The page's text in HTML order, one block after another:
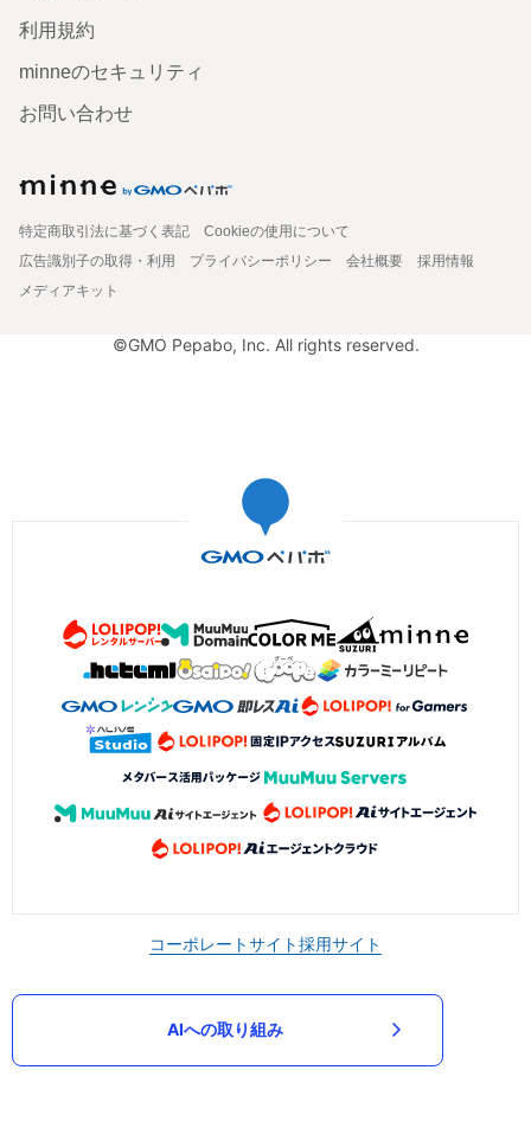
利用規約
minneのセキュリティ
お問い合わせ
特定商取引法に基づく表記
Cookieの使用について
広告識別子の取得・利用
プライバシーポリシー 会社概要
採用情報
メディアキット
©GMO Pepabo, Inc. All rights reserved.
コーポレートサイト採用サイト
AIへの取り組み